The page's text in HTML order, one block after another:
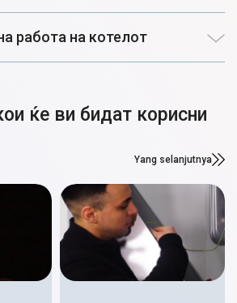
работа на котелот
ќе ви бидат корисни
Yang selanjutnya